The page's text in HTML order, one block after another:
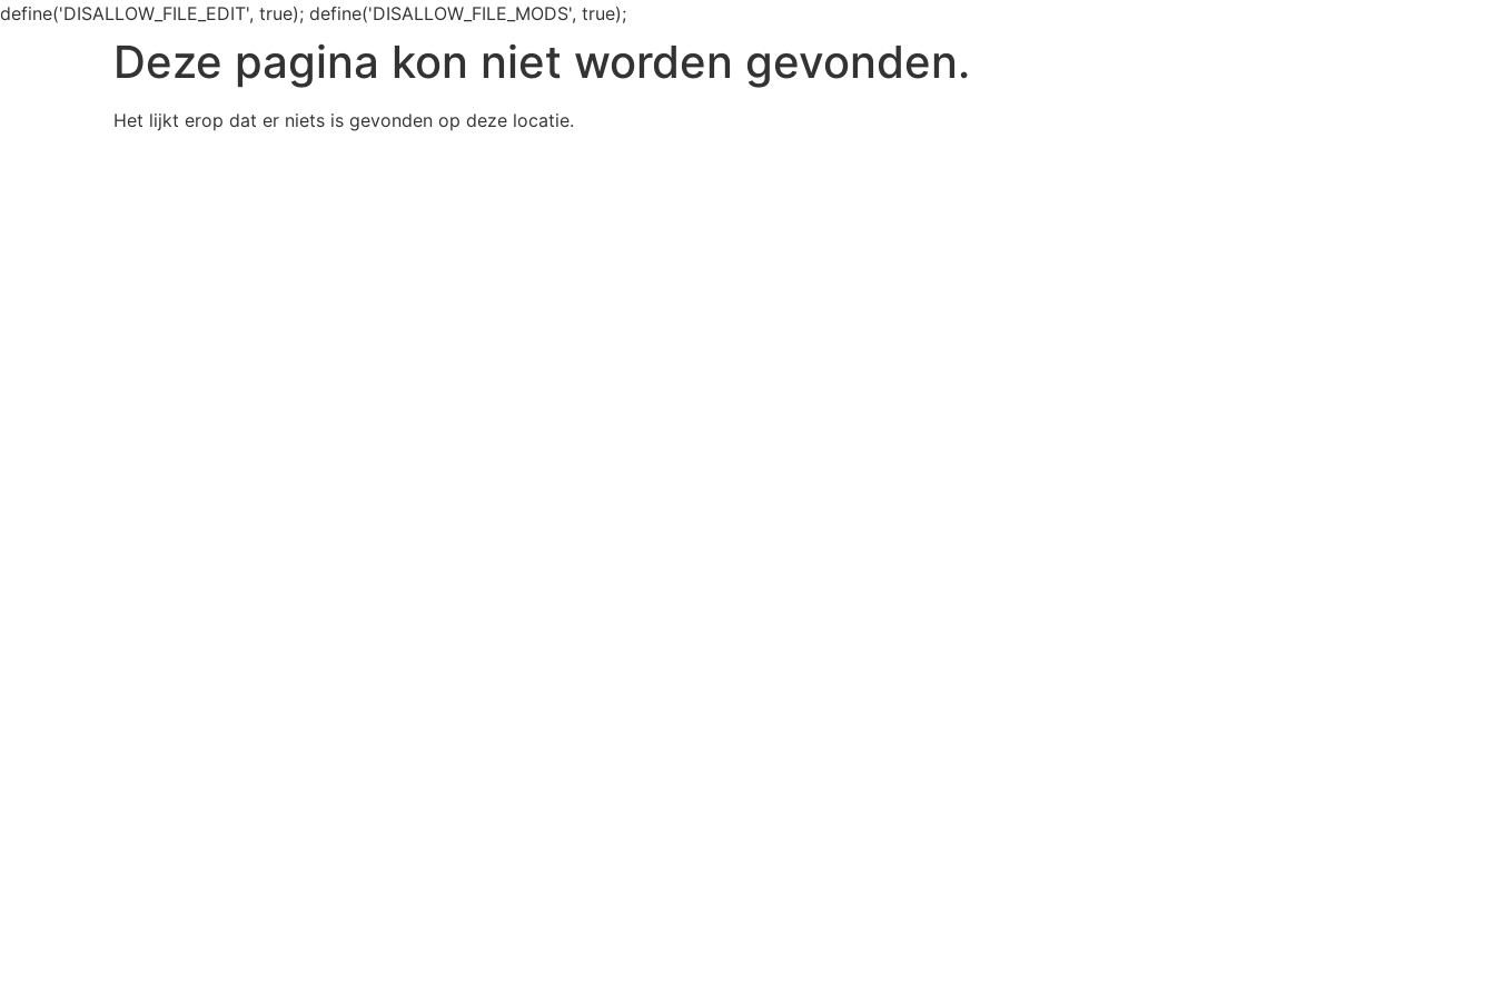
define('DISALLOW_FILE_EDIT', true); define('DISALLOW_FILE_MODS', true);
Deze pagina kon niet worden gevonden.
Het lijkt erop dat er niets is gevonden op deze locatie.